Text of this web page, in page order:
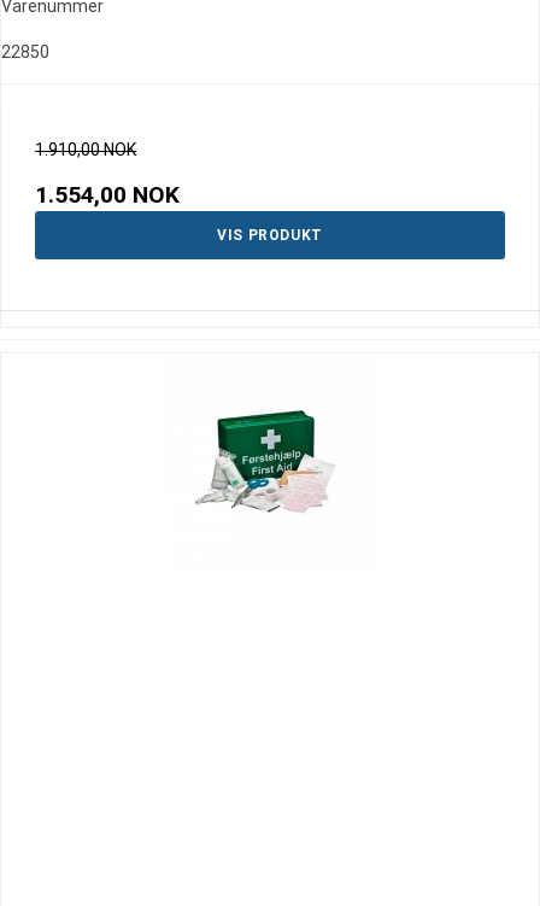
Varenummer
22850
1.910,00 NOK
1.554,00 NOK
VIS PRODUKT